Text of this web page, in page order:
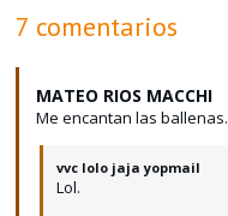
7 comentarios
MATEO RIOS MACCHI
Me encantan las ballenas.
vvc lolo jaja yopmail
Lol.